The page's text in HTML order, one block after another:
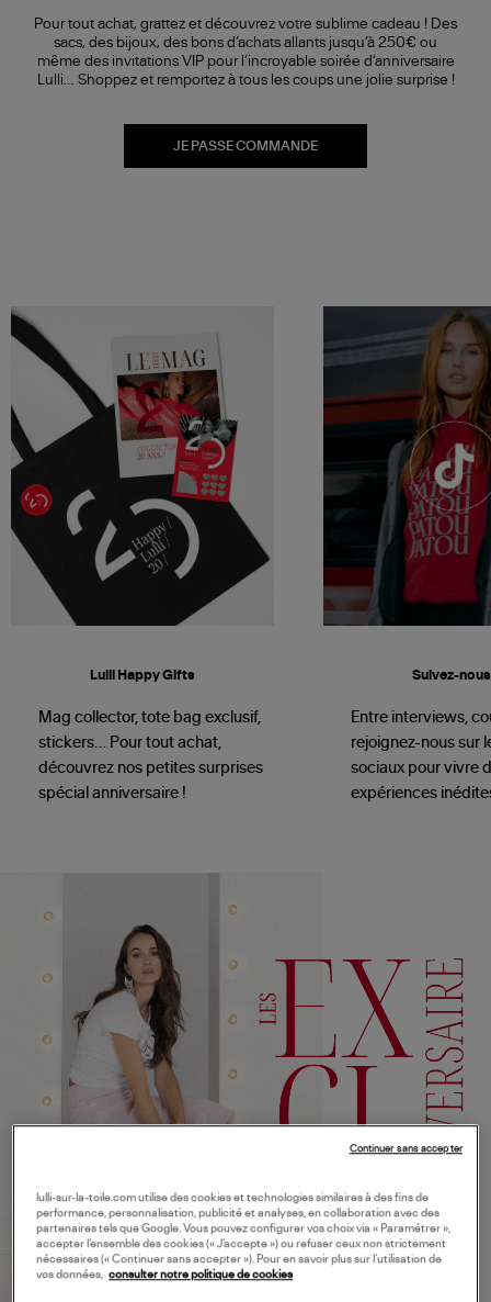
Pour tout achat, grattez et découvrez votre sublime cadeau ! Des
sacs, des bijoux, des bons d’achats allants jusqu’à 250€ ou
même des invitations VIP pour l’incroyable soirée d’anniversaire
Lulli… Shoppez et remportez à tous les coups une jolie surprise !
JE PASSE COMMANDE
Lulli Happy Gifts
Mag collector, tote bag exclusif,
stickers… Pour tout achat,
découvrez nos petites surprises
spécial anniversaire !
Suivez-
Entre interviews,
rejoignez-nous sur
sociaux pour vivre
expériences
lulli-sur-la-toile.com utilise des cookies et technologies similaires à des fins de
performance, personnalisation, publicité et analyses, en collaboration avec des
partenaires tels que Google. Vous pouvez configurer vos choix via « Paramétrer »,
accepter l’ensemble des cookies (« J’accepte ») ou refuser ceux non strictement
nécessaires (« Continuer sans accepter »). Pour en savoir plus sur l’utilisation de
vos données, consulter notre politique de cookies
Continuer sans accepter